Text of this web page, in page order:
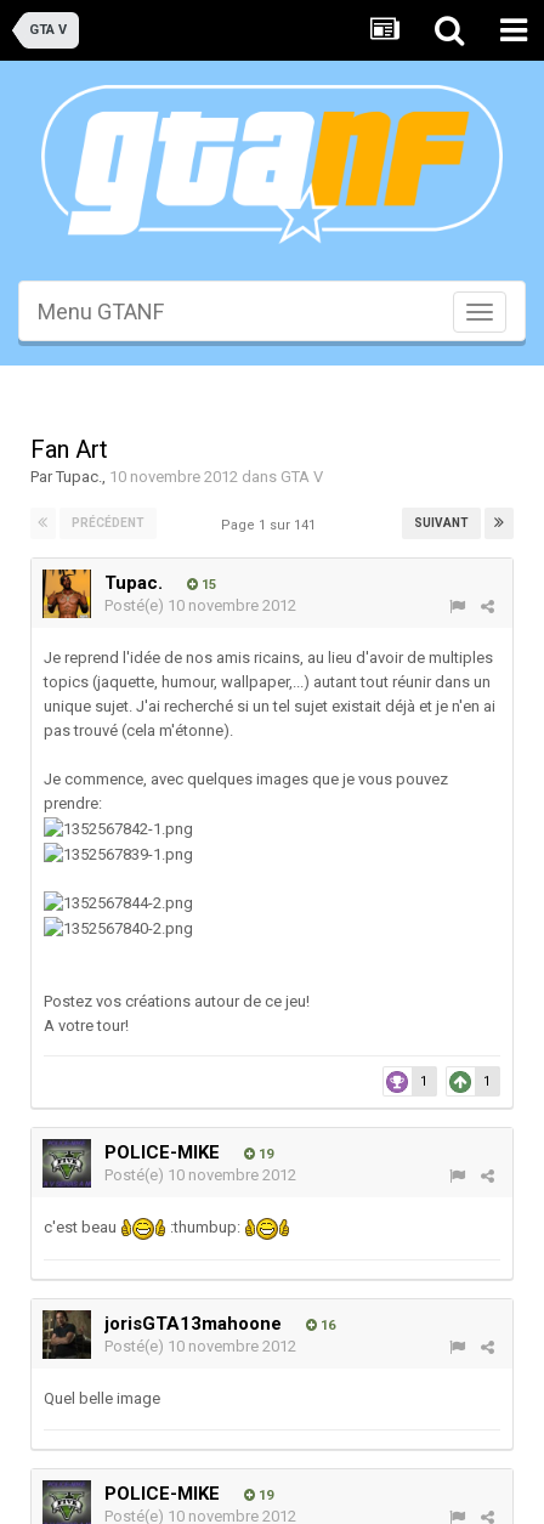
GTA V
Toggle
Menu GTANF
Fan Art
ParTupac., 10 novembre 2012 dans GTA V
PRÉCÉDENT SUIVANT
Page 1 sur 141
Tupac. 15
Posté(e) 10 novembre 2012
Je reprend l'idée de nos amis ricains, au lieu d'avoir de multiples
topics (jaquette, humour, wallpaper,...) autant tout réunir dans un
unique sujet. J'ai recherché si un tel sujet existait déjà et je n'en ai
pas trouvé (cela m'étonne).
Je commence, avec quelques images que je vous pouvez
prendre:
Postez vos créations autour de ce jeu!
A votre tour!
1 1
POLICE-MIKE 19
Posté(e) 10 novembre 2012
c'est beau :thumbup:
jorisGTA13mahoone 16
Posté(e) 10 novembre 2012
Quel belle image
POLICE-MIKE 19
Posté(e) 10 novembre 2012